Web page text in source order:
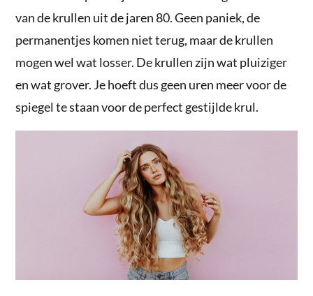
van de krullen uit de jaren 80. Geen paniek, de
permanentjes komen niet terug, maar de krullen
mogen wel wat losser. De krullen zijn wat pluiziger
en wat grover. Je hoeft dus geen uren meer voor de
spiegel te staan voor de perfect gestijlde krul.